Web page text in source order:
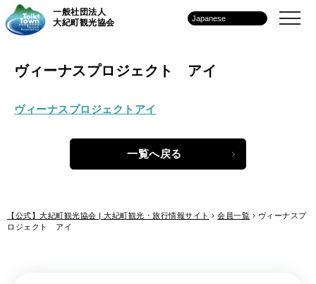
一般社団法人
大紀町観光協会
ヴィーナスプロジェクト アイ
ヴィーナスプロジェクトアイ
一覧へ戻る
【公式】大紀町観光協会 | 大紀町観光・旅行情報サイト › 会員一覧 › ヴィーナスプ
ロジェクト アイ